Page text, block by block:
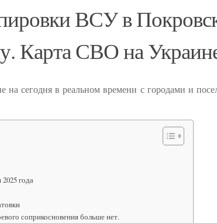
ВСУ в
Карта СВО на
на сегодня в реальном времени с городами и
года
соприкосновения больше нет.